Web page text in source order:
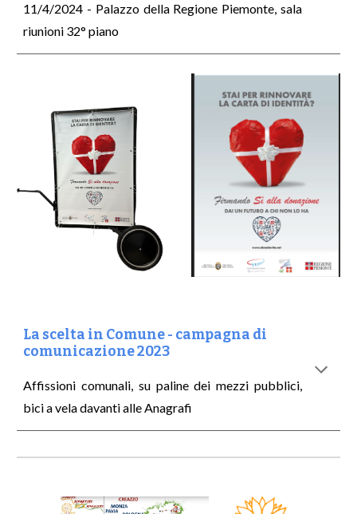
11/4/2024 - Palazzo della Regione Piemonte, sala
riunioni 32° piano
La scelta in Comune - campagna di
comunicazione 2023
Affissioni comunali, su paline dei mezzi pubblici,
bici a vela davanti alle Anagrafi